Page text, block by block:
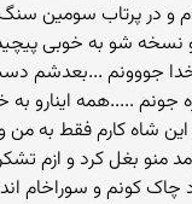
و در پرتاب سومین
شو به خوبی
جووونم ...بعدشم
جونم .....همه اینارو
شاه کارم فقط به من
منو بغل کرد و ازم
چاک کونم و سوراخام